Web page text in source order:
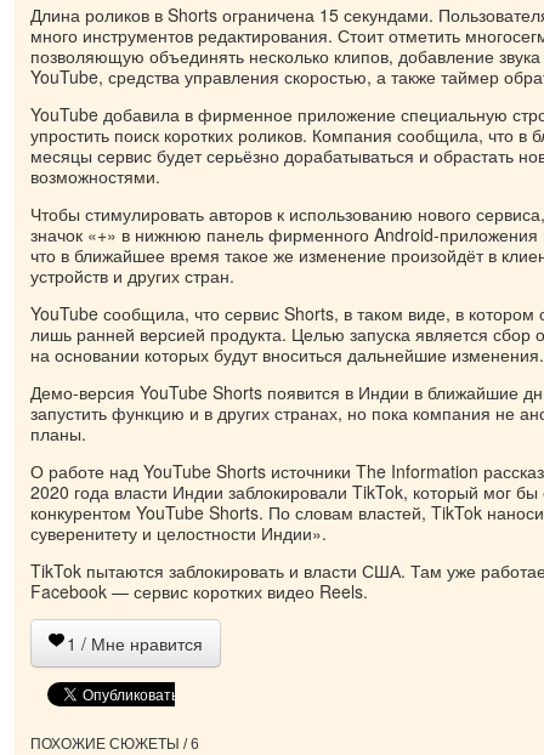
Длина роликов в Shorts ограничена 15 секундами.
много инструментов редактирования. Стоит отметить
позволяющую объединять несколько клипов, добавление
YouTube, средства управления скоростью, а также таймер
YouTube добавила в фирменное приложение специальную
упростить поиск коротких роликов. Компания сообщила, что в
месяцы сервис будет серьёзно дорабатываться и обрастать
возможностями.
Чтобы стимулировать авторов к использованию нового
значок «+» в нижнюю панель фирменного Android-
что в ближайшее время такое же изменение произойдёт в
устройств и других стран.
YouTube сообщила, что сервис Shorts, в таком виде, в котором
лишь ранней версией продукта. Целью запуска является сбор
на основании которых будут вноситься дальнейшие изменения.
Демо-версия YouTube Shorts появится в Индии в ближайшие
запустить функцию и в других странах, но пока компания не
планы.
О работе над YouTube Shorts источники The Information
2020 года власти Индии заблокировали TikTok, который мог
конкурентом YouTube Shorts. По словам властей, TikTok
суверенитету и целостности Индии».
TikTok пытаются заблокировать и власти США. Там уже
Facebook — сервис коротких видео Reels.
1 / Мне нравится
ПОХОЖИЕ СЮЖЕТЫ / 6